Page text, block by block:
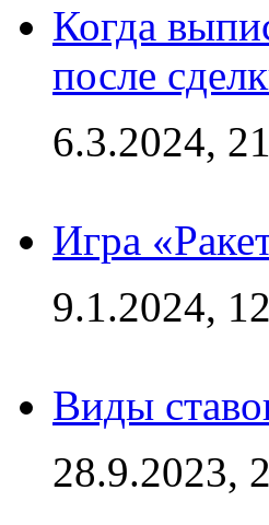
Когда
после
6.3.2024,
Игра
9.1.2024,
Виды
28.9.2023,